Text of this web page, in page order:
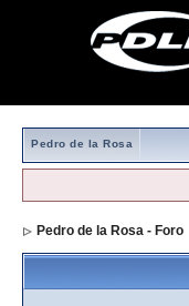
Pedro de la Rosa
Pedro de la Rosa - Foro